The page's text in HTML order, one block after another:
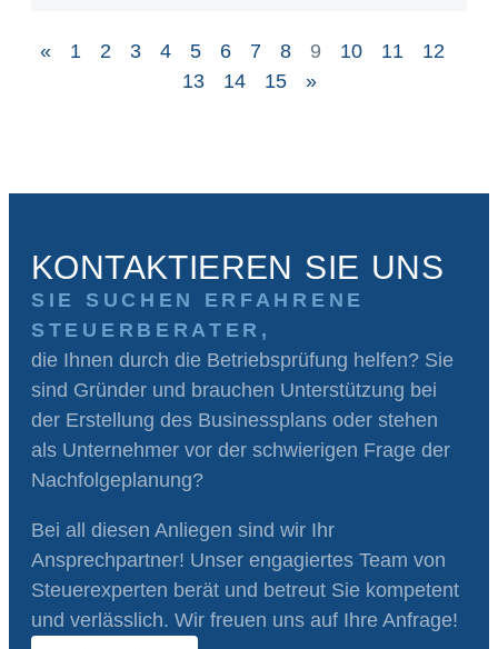
« 1 2 3 4 5 6 7 8 9 10 11
12
13
14 15 »
KONTAKTIEREN SIE UNS
SIE SUCHEN ERFAHRENE
STEUERBERATER,
die Ihnen durch die Betriebsprüfung helfen? Sie
sind Gründer und brauchen Unterstützung bei
der Erstellung des Businessplans oder stehen
als Unternehmer vor der schwierigen Frage der
Nachfolgeplanung?
Bei all diesen Anliegen sind wir Ihr
Ansprechpartner! Unser engagiertes Team von
Steuerexperten berät und betreut Sie kompetent
und verlässlich. Wir freuen uns auf Ihre Anfrage!